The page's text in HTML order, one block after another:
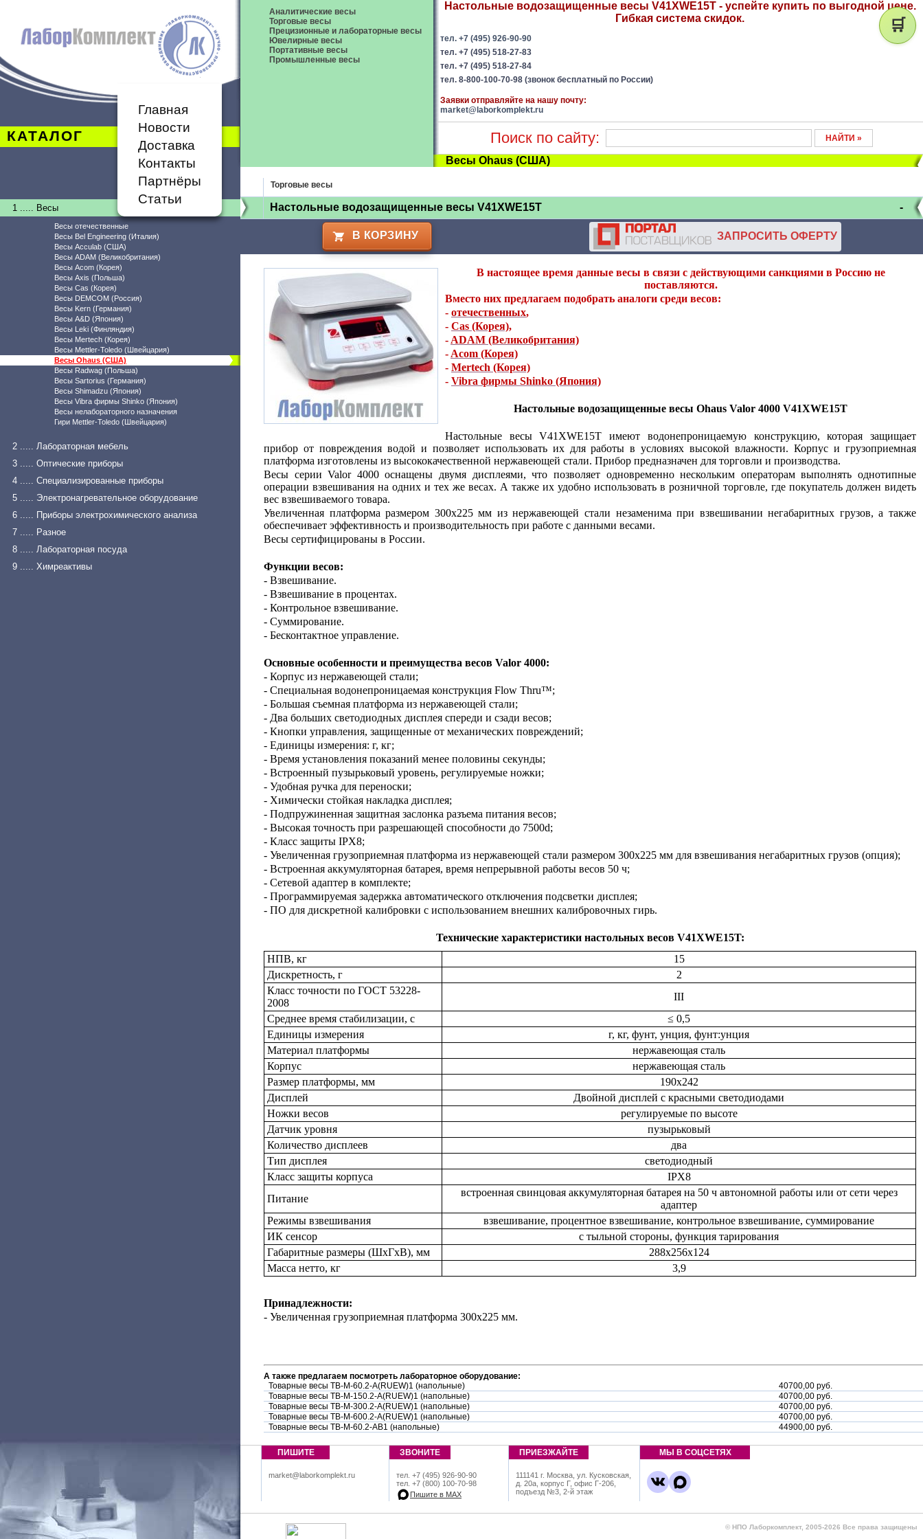
КАТАЛОГ
Главная
Новости
Доставка
Контакты
Партнёры
Статьи
1 ..... Весы
Весы отечественные
Весы Bel Engineering (Италия)
Весы Acculab (США)
Весы ADAM (Великобритания)
Весы Acom (Корея)
Весы Axis (Польша)
Весы Cas (Корея)
Весы DEMCOM (Россия)
Весы Kern (Германия)
Весы A&D (Япония)
Весы Leki (Финляндия)
Весы Mertech (Корея)
Весы Mettler-Toledo (Швейцария)
Весы Ohaus (США)
Весы Radwag (Польша)
Весы Sartorius (Германия)
Весы Shimadzu (Япония)
Весы Vibra фирмы Shinko (Япония)
Весы нелабораторного назначения
Гири Mettler-Toledo (Швейцария)
2 ..... Лабораторная мебель
3 ..... Оптические приборы
4 ..... Специализированные приборы
5 ..... Электронагревательное оборудование
6 ..... Приборы электрохимического анализа
7 ..... Разное
8 ..... Лабораторная посуда
9 ..... Химреактивы
Аналитические весы
Торговые весы
Прецизионные и лабораторные весы
Ювелирные весы
Портативные весы
Промышленные весы
Настольные водозащищенные весы V41XWE15T - успейте купить по выгодной цене.
Гибкая система скидок.
тел. +7 (495) 926-90-90
тел. +7 (495) 518-27-83
тел. +7 (495) 518-27-84
тел. 8-800-100-70-98 (звонок бесплатный по России)
Заявки отправляйте на нашу почту:
market@laborkomplekt.ru
Поиск по сайту:
Весы Ohaus (США)
Торговые весы
Настольные водозащищенные весы V41XWE15T -
В КОРЗИНУ ЗАПРОСИТЬ ОФЕРТУ
В настоящее время данные весы в связи с действующими санкциями в Россию не
поставляются.
Вместо них предлагаем подобрать аналоги среди весов:
- отечественных,
- Cas (Корея),
- ADAM (Великобритания)
- Acom (Корея)
- Mertech (Корея)
- Vibra фирмы Shinko (Япония)
Настольные водозащищенные весы Ohaus Valor 4000 V41XWE15T
Настольные весы V41XWE15T имеют водонепроницаемую конструкцию, которая защищает
прибор от повреждения водой и позволяет использовать их для работы в условиях высокой влажности. Корпус и грузоприемная
платформа изготовлены из высококачественной нержавеющей стали. Прибор предназначен для торговли и производства.
Весы серии Valor 4000 оснащены двумя дисплеями, что позволяет одновременно нескольким операторам выполнять однотипные
операции взвешивания на одних и тех же весах. А также их удобно использовать в розничной торговле, где покупатель должен видеть
вес взвешиваемого товара.
Увеличенная платформа размером 300х225 мм из нержавеющей стали незаменима при взвешивании негабаритных грузов, а также
обеспечивает эффективность и производительность при работе с данными весами.
Весы сертифицированы в России.
Функции весов:
- Взвешивание.
- Взвешивание в процентах.
- Контрольное взвешивание.
- Суммирование.
- Бесконтактное управление.
Основные особенности и преимущества весов Valor 4000:
- Корпус из нержавеющей стали;
- Специальная водонепроницаемая конструкция Flow Thru™;
- Большая съемная платформа из нержавеющей стали;
- Два больших светодиодных дисплея спереди и сзади весов;
- Кнопки управления, защищенные от механических повреждений;
- Единицы измерения: г, кг;
- Время установления показаний менее половины секунды;
- Встроенный пузырьковый уровень, регулируемые ножки;
- Удобная ручка для переноски;
- Химически стойкая накладка дисплея;
- Подпружиненная защитная заслонка разъема питания весов;
- Высокая точность при разрешающей способности до 7500d;
- Класс защиты IPX8;
- Увеличенная грузоприемная платформа из нержавеющей стали размером 300х225 мм для взвешивания негабаритных грузов (опция);
- Встроенная аккумуляторная батарея, время непрерывной работы весов 50 ч;
- Сетевой адаптер в комплекте;
- Программируемая задержка автоматического отключения подсветки дисплея;
- ПО для дискретной калибровки с использованием внешних калибровочных гирь.
Технические характеристики настольных весов V41XWE15T:
НПВ, кг
15
Дискретность, г
2
Класс точности по ГОСТ 53228-
2008
III
Среднее время стабилизации, с
≤ 0,5
Единицы измерения
г, кг, фунт, унция, фунт:унция
Материал платформы
нержавеющая сталь
Корпус
нержавеющая сталь
Размер платформы, мм
190х242
Дисплей
Двойной дисплей с красными светодиодами
Ножки весов
регулируемые по высоте
Датчик уровня
пузырьковый
Количество дисплеев
два
Тип дисплея
светодиодный
Класс защиты корпуса
IPX8
Питание
встроенная свинцовая аккумуляторная батарея на 50 ч автономной работы или от сети через
адаптер
Режимы взвешивания
взвешивание, процентное взвешивание, контрольное взвешивание, суммирование
ИК сенсор
с тыльной стороны, функция тарирования
Габаритные размеры (ШxГхВ), мм
288х256х124
Масса нетто, кг
3,9
Принадлежности:
- Увеличенная грузоприемная платформа 300х225 мм.
А также предлагаем посмотреть лабораторное оборудование:
Товарные весы TB-M-60.2-А(RUEW)1 (напольные)
40700,00 руб.
Товарные весы TB-M-150.2-А(RUEW)1 (напольные)
40700,00 руб.
Товарные весы TB-M-300.2-А(RUEW)1 (напольные)
40700,00 руб.
Товарные весы TB-M-600.2-А(RUEW)1 (напольные)
40700,00 руб.
Товарные весы TB-M-60.2-АB1 (напольные)
44900,00 руб.
ПИШИТЕ
market@laborkomplekt.ru
ЗВОНИТЕ
тел. +7 (495) 926-90-90
тел. +7 (800) 100-70-98
Пишите в МАХ
ПРИЕЗЖАЙТЕ
111141 г. Москва, ул. Кусковская,
д. 20а, корпус Г, офис Г-206,
подъезд №3, 2-й этаж
МЫ В СОЦСЕТЯХ
© НПО Лаборкомплект, 2005-2026 Все права защищены
🛒